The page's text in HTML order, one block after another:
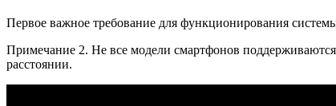
Первое важное требование для функционирования
Примечание 2. Не все модели смартфонов
расстоянии.